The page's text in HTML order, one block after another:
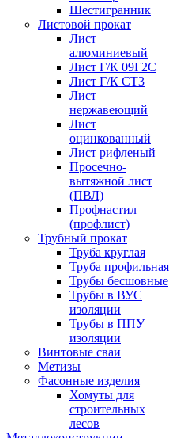
Шестигранник
Листовой прокат
Лист
алюминиевый
Лист Г/К 09Г2С
Лист Г/К СТ3
Лист
нержавеющий
Лист
оцинкованный
Лист рифленый
Просечно-
вытяжной лист
(ПВЛ)
Профнастил
(профлист)
Трубный прокат
Труба круглая
Труба профильная
Трубы бесшовные
Трубы в ВУС
изоляции
Трубы в ППУ
изоляции
Винтовые сваи
Метизы
Фасонные изделия
Хомуты для
строительных
лесов